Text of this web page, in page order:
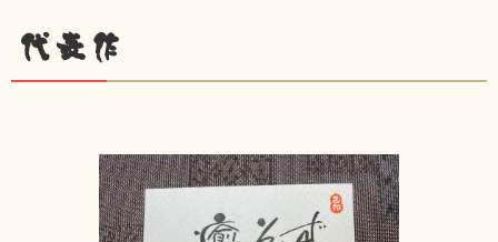
代表作